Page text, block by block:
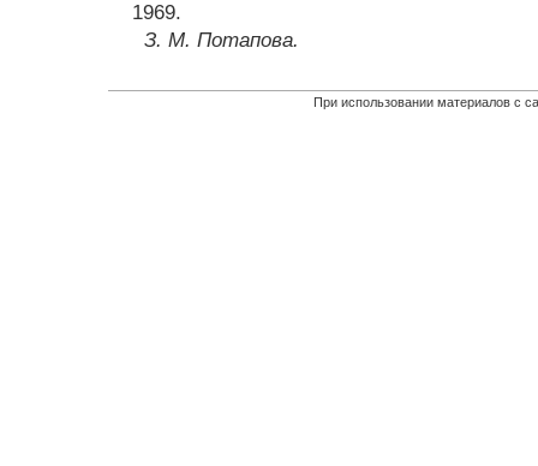
1969.
З. М. Потапова.
При использовании материалов с